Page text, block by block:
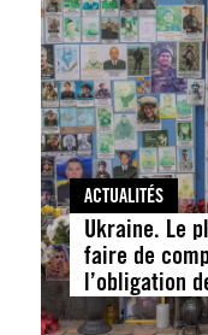
ACTUALITÉS
Ukraine. Le
faire de
l’obligation